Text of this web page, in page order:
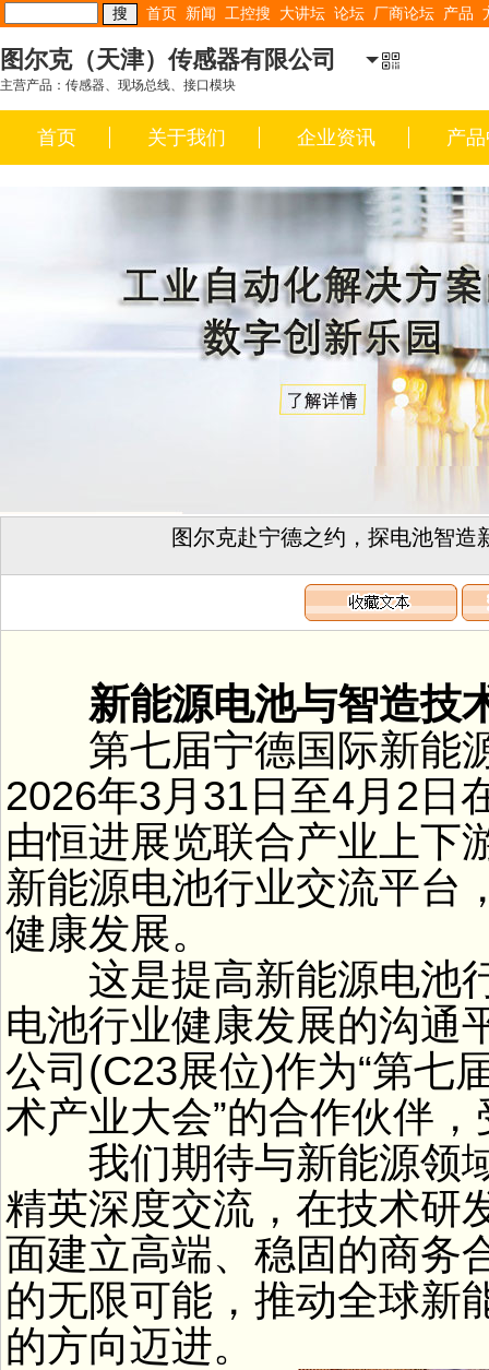
首页 新闻 工控搜 大讲坛 论坛 厂商论坛 产品
图尔克（天津）传感器有限公司
主营产品：传感器、现场总线、接口模块
首页 关于我们 企业资讯 产
图尔克赴宁德之约，探电池智
新能源电池与智造技
第七届宁德国际新能
2026年3月31日至4月2日‌
由恒进展览联合产业上下
新能源电池行业交流平台
健康发展。
这是提高新能源电池行
电池行业健康发展的沟通
公司(C23展位)作为“第七
术产业大会”的合作伙伴
我们期待与新能源领域
精英深度交流，在技术研
面建立高端、稳固的商务
的无限可能，推动全球新
的方向迈进。